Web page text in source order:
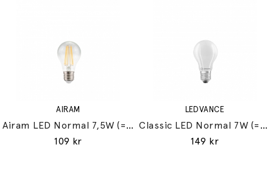
AIRAM
Airam LED Normal 7,5W (=60W) E27
109 kr
LEDVANCE
Classic LED Normal 7W (=60W) E27
149 kr